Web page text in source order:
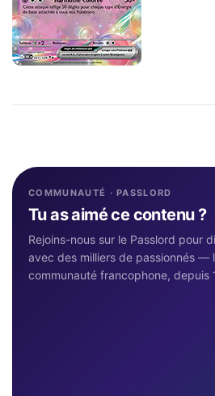
COMMUNAUTÉ · PASSLORD
Tu as aimé ce contenu ?
Rejoins-nous sur le Passlord pour
avec des milliers de passionnés —
communauté francophone, depuis